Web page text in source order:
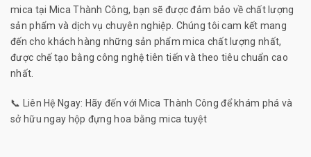
mica tại Mica Thành Công, bạn sẽ được đảm bảo về chất lượng
sản phẩm và dịch vụ chuyên nghiệp. Chúng tôi cam kết mang
đến cho khách hàng những sản phẩm mica chất lượng nhất,
được chế tạo bằng công nghệ tiên tiến và theo tiêu chuẩn cao
nhất.
📞 Liên Hệ Ngay: Hãy đến với Mica Thành Công để khám phá và
sở hữu ngay hộp đựng hoa bằng mica tuyệt